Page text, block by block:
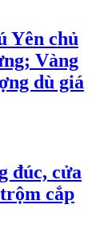
Yên chủ
Vàng
dù giá
đúc, cửa
cắp